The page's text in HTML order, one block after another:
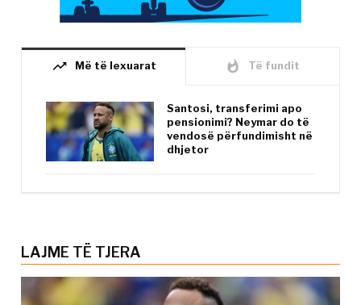
trending_up Më të lexuarat whatshot Të fundit
Santosi, transferimi apo
pensionimi? Neymar do të
vendosë përfundimisht në
dhjetor
LAJME TË TJERA